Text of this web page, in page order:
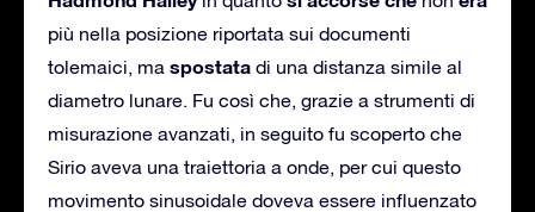
più nella posizione riportata sui documenti
tolemaici, ma spostata di una distanza simile al
diametro lunare. Fu così che, grazie a strumenti di
misurazione avanzati, in seguito fu scoperto che
Sirio aveva una traiettoria a onde, per cui questo
movimento sinusoidale doveva essere influenzato